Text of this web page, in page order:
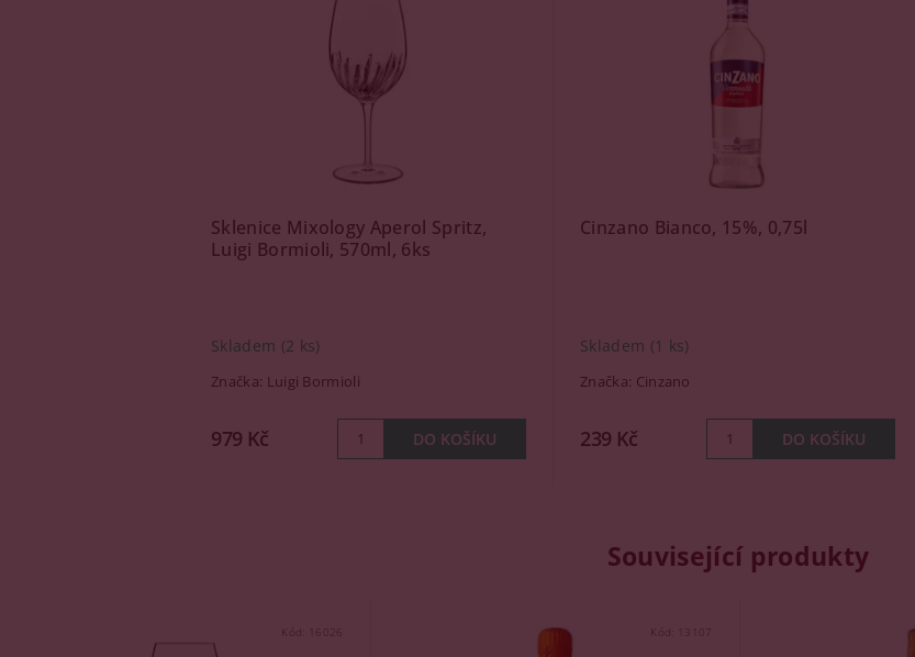
Sklenice Mixology Aperol Spritz,
Luigi Bormioli, 570ml, 6ks
Skladem (2 ks)
Značka: Luigi Bormioli
979 Kč
Cinzano Bianco, 15%, 0,75l
Skladem (1 ks)
Značka: Cinzano
239 Kč
Související produkty
Kód: 16026 Kód: 13107